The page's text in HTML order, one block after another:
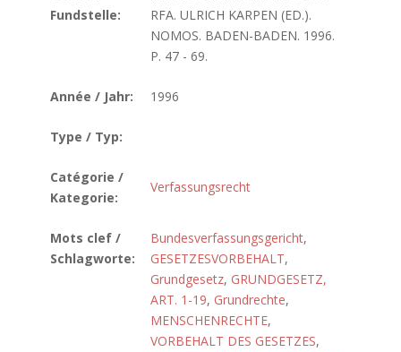
Fundstelle:
RFA. ULRICH KARPEN (ED.).
NOMOS. BADEN-BADEN. 1996.
P. 47 - 69.
Année / Jahr: 1996
Type / Typ:
Catégorie /
Kategorie:
Verfassungsrecht
Mots clef /
Schlagworte:
Bundesverfassungsgericht,
GESETZESVORBEHALT,
Grundgesetz, GRUNDGESETZ,
ART. 1-19, Grundrechte,
MENSCHENRECHTE,
VORBEHALT DES GESETZES,